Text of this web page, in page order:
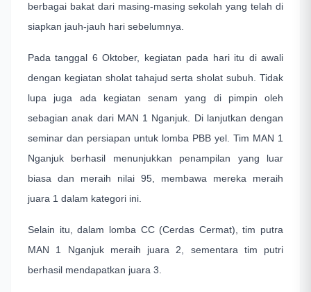
berbagai bakat dari masing-masing sekolah yang telah di
siapkan jauh-jauh hari sebelumnya.
Pada tanggal 6 Oktober, kegiatan pada hari itu di awali
dengan kegiatan sholat tahajud serta sholat subuh. Tidak
lupa juga ada kegiatan senam yang di pimpin oleh
sebagian anak dari MAN 1 Nganjuk. Di lanjutkan dengan
seminar dan persiapan untuk lomba PBB yel. Tim MAN 1
Nganjuk berhasil menunjukkan penampilan yang luar
biasa dan meraih nilai 95, membawa mereka meraih
juara 1 dalam kategori ini.
Selain itu, dalam lomba CC (Cerdas Cermat), tim putra
MAN 1 Nganjuk meraih juara 2, sementara tim putri
berhasil mendapatkan juara 3.